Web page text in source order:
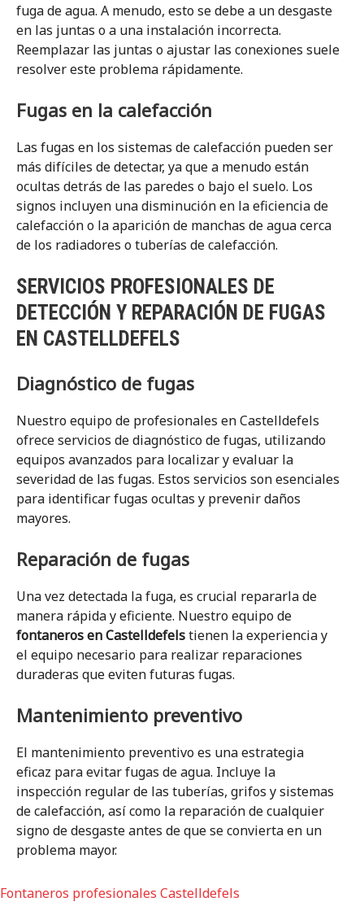
fuga de agua. A menudo, esto se debe a un desgaste
en las juntas o a una instalación incorrecta.
Reemplazar las juntas o ajustar las conexiones suele
resolver este problema rápidamente.
Fugas en la calefacción
Las fugas en los sistemas de calefacción pueden ser
más difíciles de detectar, ya que a menudo están
ocultas detrás de las paredes o bajo el suelo. Los
signos incluyen una disminución en la eficiencia de
calefacción o la aparición de manchas de agua cerca
de los radiadores o tuberías de calefacción.
SERVICIOS PROFESIONALES DE
DETECCIÓN Y REPARACIÓN DE FUGAS
EN CASTELLDEFELS
Diagnóstico de fugas
Nuestro equipo de profesionales en Castelldefels
ofrece servicios de diagnóstico de fugas, utilizando
equipos avanzados para localizar y evaluar la
severidad de las fugas. Estos servicios son esenciales
para identificar fugas ocultas y prevenir daños
mayores.
Reparación de fugas
Una vez detectada la fuga, es crucial repararla de
manera rápida y eficiente. Nuestro equipo de
fontaneros en Castelldefelstienen la experiencia y
el equipo necesario para realizar reparaciones
duraderas que eviten futuras fugas.
Mantenimiento preventivo
El mantenimiento preventivo es una estrategia
eficaz para evitar fugas de agua. Incluye la
inspección regular de las tuberías, grifos y sistemas
de calefacción, así como la reparación de cualquier
signo de desgaste antes de que se convierta en un
problema mayor.
Fontaneros profesionales Castelldefels